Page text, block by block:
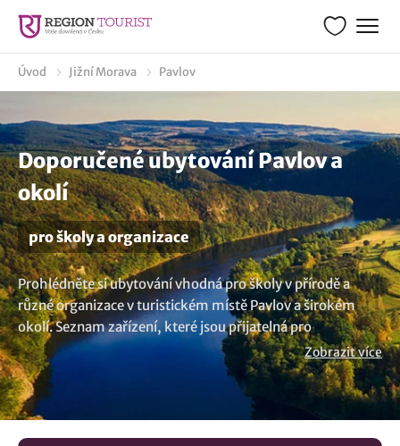
Úvod Jižní Morava Pavlov
Doporučené ubytování Pavlov a
okolí
pro školy a organizace
Prohlédněte si ubytování vhodná pro školy v přírodě a
různé organizace v turistickém místě Pavlov a širokém
okolí. Seznam zařízení, které jsou přijatelná pro
uspořádání školního pobytu je rozmanitý. K pobytu se
nabízí různé areály, rekreační střediska, penziony a hotely.
Nabízená ubytovací zařízení jsou šitá na míru pro školy v
přírodě a pobyty pro střední, základní a mateřské školy.
Nenašli jste to co hledáte? Prozkoumejte další tipy na
Zobrazit více